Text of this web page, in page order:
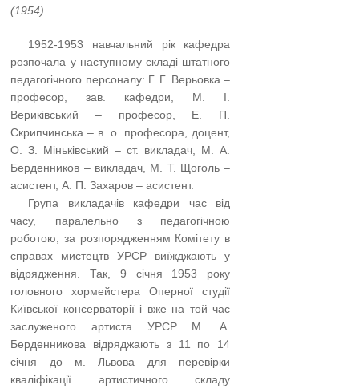
(1954)
1952-1953 навчальний рік кафедра
розпочала у наступному складі штатного
педаго­гічного персоналу: Г. Г. Верьовка –
професор, зав. кафедри, М. І.
Вериківський – професор, Е. П.
Скрипчинська – в. о. професора, доцент,
О. З. Міньківський – ст. викладач, М. А.
Берденников – викладач, М. Т. Щоголь –
асистент, А. П. Захаров – асистент.
Група викладачів кафедри час від
часу, паралельно з педагогічною
роботою, за розпорядженням Комітету в
справах мистецтв УРСР виїжджають у
відрядження. Так, 9 січня 1953 року
головного хормейстера Оперної студії
Київської консерваторії і вже на той час
заслуженого артиста УРСР М. А.
Берденникова відряджають з 11 по 14
січня до м. Львова для перевірки
кваліфікації артистичного складу